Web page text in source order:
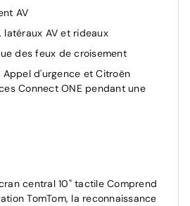
AV
latéraux AV et rideaux
des feux de croisement
Appel d'urgence et Citroën
Connect ONE pendant une
Top Rear Vision
sièges passager AV et latéraux
central 10" tactile Comprend
TomTom, la reconnaissance